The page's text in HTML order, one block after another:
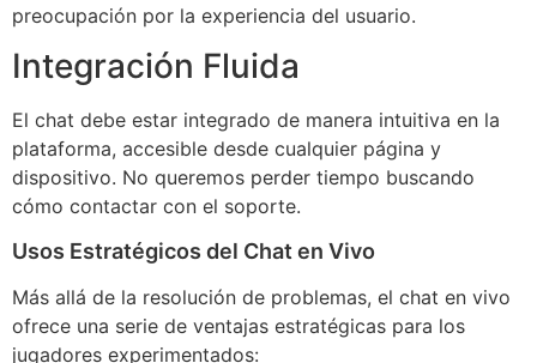
preocupación por la experiencia del usuario.
Integración Fluida
El chat debe estar integrado de manera intuitiva en la
plataforma, accesible desde cualquier página y
dispositivo. No queremos perder tiempo buscando
cómo contactar con el soporte.
Usos Estratégicos del Chat en Vivo
Más allá de la resolución de problemas, el chat en vivo
ofrece una serie de ventajas estratégicas para los
jugadores experimentados: